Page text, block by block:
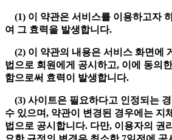
(1) 이 약관은 서비스를 이용하고자
여 그 효력을 발생합니다.
(2) 이 약관의 내용은 서비스 화면에
법으로 회원에게 공시하고, 이에 동의
함으로써 효력이 발생합니다.
(3) 사이트은 필요하다고 인정되는
수 있으며, 약관이 변경된 경우에는 지
법으로 공시합니다. 다만, 이용자의 권